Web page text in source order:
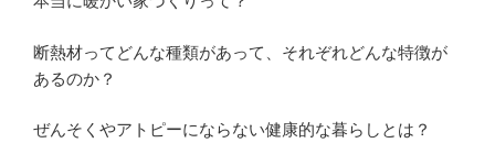
断熱材ってどんな種類があって、それぞれどんな特徴が
あるのか？
ぜんそくやアトピーにならない健康的な暮らしとは？